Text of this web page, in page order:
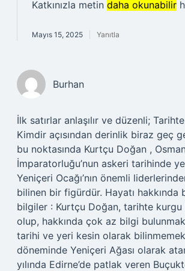
Katkınızla metin daha okunabilir
Mayıs 15, 2025 Yanıtla
Burhan
İlk satırlar anlaşılır ve düzenli;
Kimdir açısından derinlik biraz geç
bu noktasında Kurtçu Doğan ,
İmparatorluğu’nun askeri tarihinde
Yeniçeri Ocağı’nın önemli
bilinen bir figürdür. Hayatı hakkında
bilgiler : Kurtçu Doğan, tarihte
olup, hakkında çok az bilgi
tarihi ve yeri kesin olarak
döneminde Yeniçeri Ağası olarak
yılında Edirne’de patlak veren